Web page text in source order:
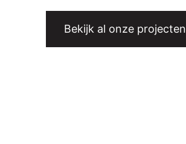
Bekijk al onze projecten